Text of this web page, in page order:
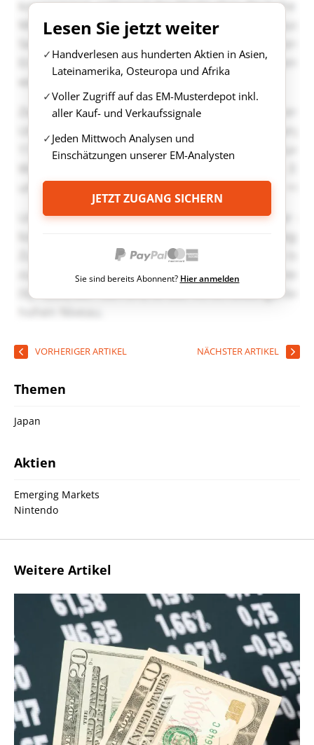
Lesen Sie jetzt weiter
Handverlesen aus hunderten Aktien in Asien,
Lateinamerika, Osteuropa und Afrika
Voller Zugriff auf das EM-Musterdepot inkl.
aller Kauf- und Verkaufssignale
Jeden Mittwoch Analysen und
Einschätzungen unserer EM-Analysten
JETZT ZUGANG SICHERN
Sie sind bereits Abonnent? Hier anmelden
VORHERIGER ARTIKEL NÄCHSTER ARTIKEL
Themen
Japan
Aktien
Emerging Markets
Nintendo
Weitere Artikel